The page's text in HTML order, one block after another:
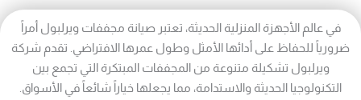
في عالم الأجهزة المنزلية الحديثة، تعتبر صيانة مجففات ويرلبول أمراً
ضرورياً للحفاظ على أدائها الأمثل وطول عمرها الافتراضي. تقدم شركة
ويرلبول تشكيلة متنوعة من المجففات المبتكرة التي تجمع بين
التكنولوجيا الحديثة والاستدامة، مما يجعلها خياراً شائعاً في الأسواق.